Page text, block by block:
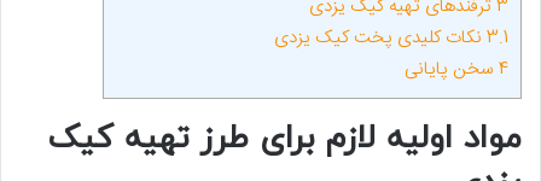
3 ترفندهای تهیه کیک یزدی
3.1 نکات کلیدی پخت کیک یزدی
4 سخن پایانی
مواد اولیه لازم برای طرز تهیه کیک